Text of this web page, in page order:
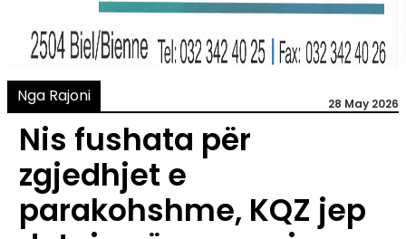
Nga Rajoni 28 May 2026
Nis fushata për
zgjedhjet e
parakohshme, KQZ jep